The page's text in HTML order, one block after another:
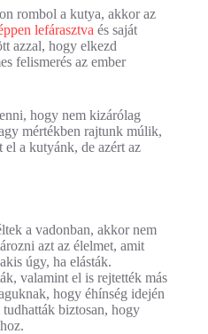
rombol a kutya, akkor az
lefárasztva és saját
azzal, hogy elkezd
felismerés az ember
hogy nem kizárólag
mértékben rajtunk múlik,
a kutyánk, de azért az
a vadonban, akkor nem
azt az élelmet, amit
úgy, ha elásták.
valamint el is rejtették más
hogy éhínség idején
biztosan, hogy